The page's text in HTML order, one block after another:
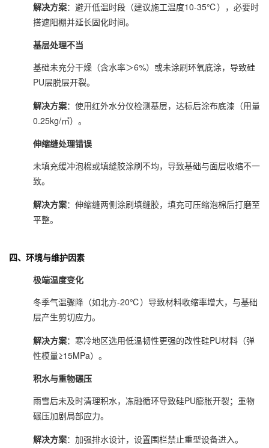
解决方案：避开低温时段（建议施工温度10-35℃），必要时
搭遮阳棚并延长固化时间。
基层处理不当
基础未充分干燥（含水率＞6%）或未涂刷环氧底涂，导致硅
PU层脱层开裂。
解决方案：使用红外水分仪检测基层，达标后涂布底漆（用量
0.25kg/㎡）。
伸缩缝处理错误
未填充缓冲泡棉或填缝胶涂刷不均，导致基础与面层收缩不一
致。
解决方案：伸缩缝两侧涂刷填缝胶，填充可压缩泡棉后打磨至
平整。
四、环境与维护因素
极端温度变化
冬季气温骤降（如北方-20℃）导致材料收缩率增大，与基础
层产生剪切应力。
解决方案：寒冷地区选用低温韧性更强的改性硅PU材料（弹
性模量≥15MPa）。
积水与重物碾压
雨雪后未及时清理积水，冻融循环导致硅PU膨胀开裂；重物
碾压加剧局部应力。
解决方案：加强排水设计，设置围栏禁止重型设备进入。